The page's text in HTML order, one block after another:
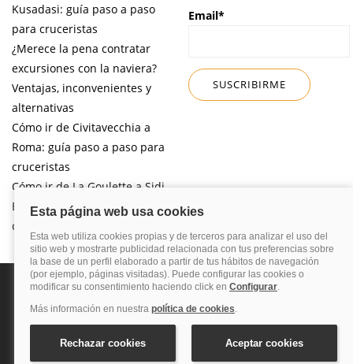
Kusadasi: guía paso a paso
para cruceristas
¿Merece la pena contratar
excursiones con la naviera?
Ventajas, inconvenientes y
alternativas
Cómo ir de Civitavecchia a
Roma: guía paso a paso para
cruceristas
Cómo ir de La Goulette a Sidi
Bou Said por libre desde tu
crucero
Email*
Política de cookies
© 2026 Blog Cruceros – Guía de cruceros. Todos los derechos reservados.